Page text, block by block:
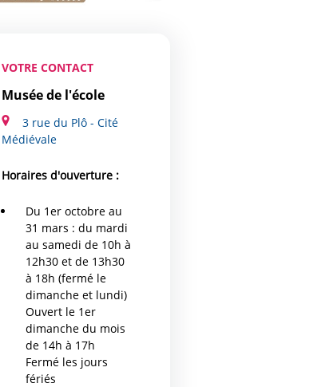
VOTRE CONTACT
Musée de l'école
3 rue du Plô - Cité
Médiévale
Horaires d'ouverture :
Du 1er octobre au
31 mars : du mardi
au samedi de 10h à
12h30 et de 13h30
à 18h (fermé le
dimanche et lundi)
Ouvert le 1er
dimanche du mois
de 14h à 17h
Fermé les jours
fériés